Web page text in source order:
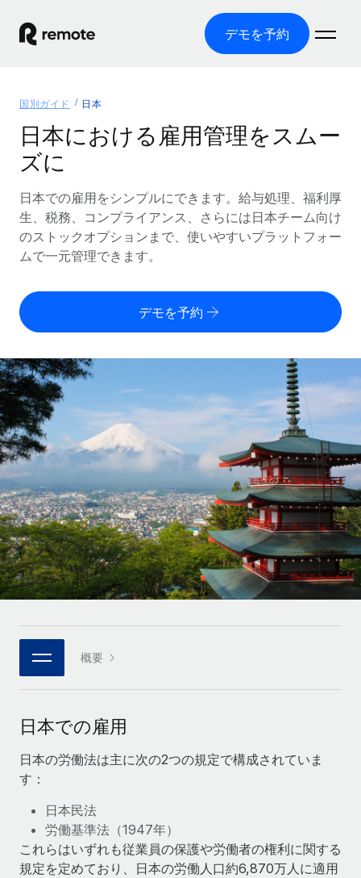
デモを予約
グローバル雇用
グローバル給与処理
コンプライアンス対応の給与処理を手軽に
Employer of Record（EOR）
グローバル展開をコストをかけずに実現
Contractor of Record
世界中の契約社員と法令を遵守して契約
世界中の契約社員をオンボーディングし、管理
PEO
複雑な雇用関連業務を外部委託
Remote統合
人事機能をワークフローにシームレスに統合する
プラットフォーム
チームのための人事の基本機能を内蔵
接続 新しい
当社のMCPを使用して、あらゆるAIツールをRemoteに接続
統合
基本的なビジネスツールを活用して業務プロセスを効率化す
専門家に相談
バックグラウンドチェック
候補者の選考プロセスをシンプルに
ソリューション
各国の制度に対応
国別ガイド
/国別のグローバル雇用支援を検索する
Remoteを他社と比較
成長の段階
スタートアップ
成長中の企業向けのアジャイルなグローバルHR・給与処理ソ
リューション
ミッドマーケット
カスタマイズされた人事ソリューションでチームを拡大する
企業
大企業向けのグローバルHR
パートナーに登録
戦略的テクノロジーパートナー
グローバルな人事機能を柔軟に自社プラットフォームへ統合
当社とのパートナーシップの可能性を検討する
Remote Build 近日リリース予定
活用事例
リソース
ツールと計算ツール
従業員コスト計算ツール
契約社員の報酬計算ツール
グローバルな契約社員向けに、通貨オプションと支払スピー
ドを確認する
REMOTEで学習
リサーチおよびガイド
活用事例
HR用語集
チェックリストおよびテンプレート
職務内容ライブラリ
ウェビナー
イベント
ニュースルーム
給与・人材情報
サポートを依頼する
すべてのリソースを表示する
価格
English
Nederlands
Français
Deutsch
Español
Italiano
Português (Portugal)
日本語
한국어
国別ガイド 日本
日本における雇用管理をスムー
ズに
日本での雇用をシンプルにできます。給与処理、福利厚
生、税務、コンプライアンス、さらには日本チーム向け
のストックオプションまで、使いやすいプラットフォー
ムで一元管理できます。
デモを予約
概要
日本での雇用
日本の労働法は主に次の2つの規定で構成されていま
す：
日本民法
労働基準法（1947年）
これらはいずれも従業員の保護や労働者の権利に関する
規定を定めており、日本の労働人口約6,870万人に適用